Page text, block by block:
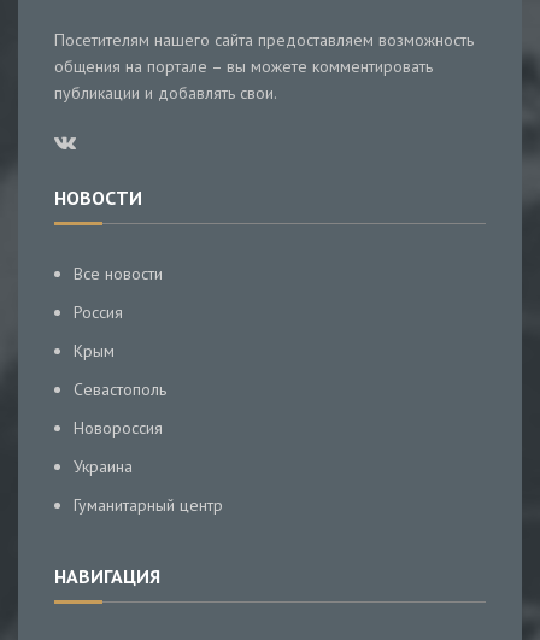
Посетителям нашего сайта предоставляем возможность
общения на портале – вы можете комментировать
публикации и добавлять свои.
НОВОСТИ
Все новости
Россия
Крым
Севастополь
Новороссия
Украина
Гуманитарный центр
НАВИГАЦИЯ